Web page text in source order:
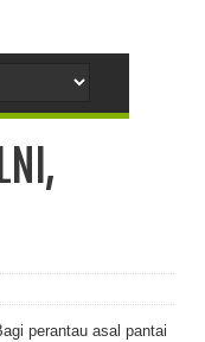
perantau asal pantai